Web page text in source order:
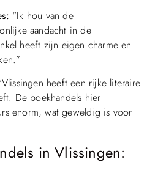
“Ik hou van de
aandacht in de
heeft zijn eigen charme en
heeft een rijke literaire
De boekhandels hier
enorm, wat geweldig is voor
in Vlissingen: